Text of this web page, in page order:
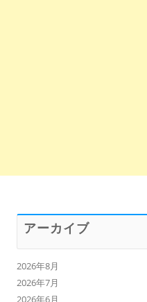
アーカイブ
2026年8月
2026年7月
2026年6月